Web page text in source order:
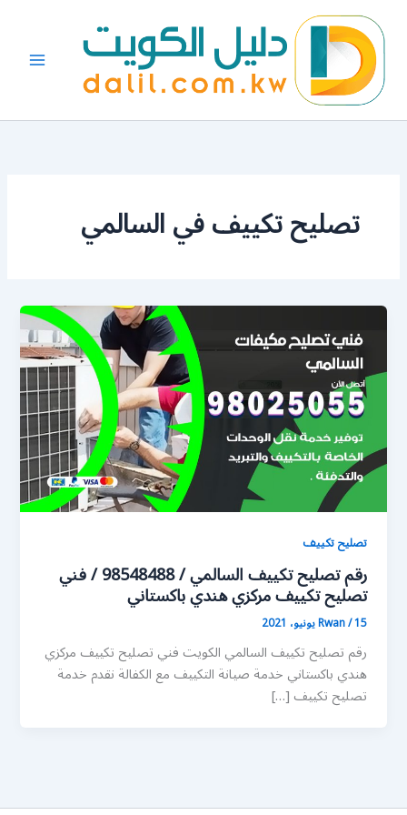
المحتوى
تصليح تكييف في السالمي
تصليح تكييف
رقم تصليح تكييف السالمي / 98548488 / فني
تصليح تكييف مركزي هندي باكستاني
Rwan/15 يونيو، 2021
رقم تصليح تكييف السالمي الكويت فني تصليح تكييف مركزي
هندي باكستاني خدمة صيانة التكييف مع الكفالة نقدم خدمة
تصليح تكييف […]